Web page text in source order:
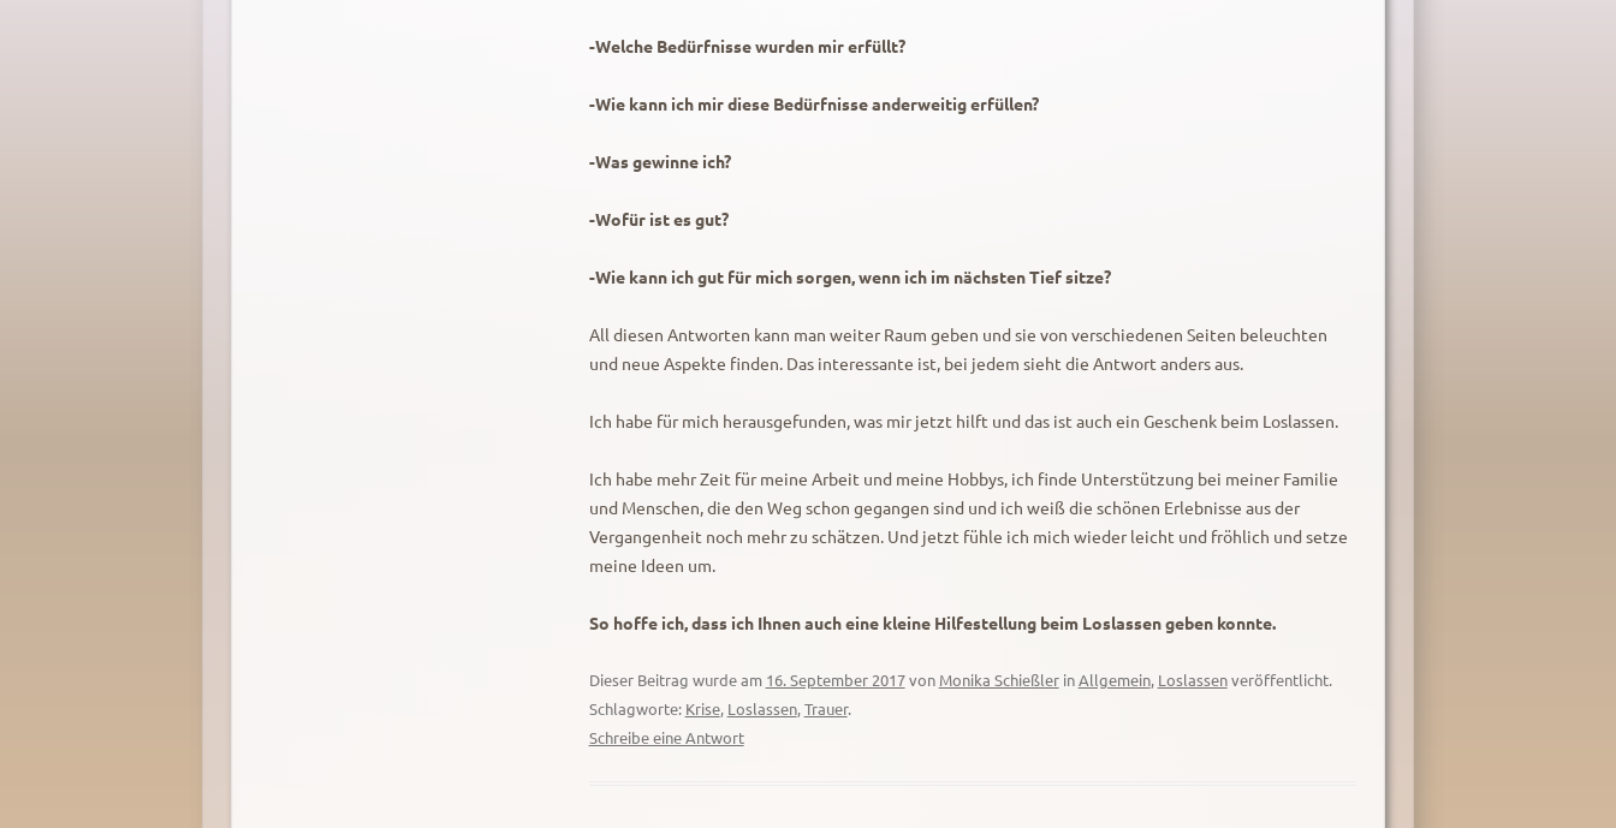
-Welche Bedürfnisse wurden mir erfüllt?
-Wie kann ich mir diese Bedürfnisse anderweitig erfüllen?
-Was gewinne ich?
-Wofür ist es gut?
-Wie kann ich gut für mich sorgen, wenn ich im nächsten Tief sitze?
All diesen Antworten kann man weiter Raum geben und sie von verschiedenen Seiten beleuchten
und neue Aspekte finden. Das interessante ist, bei jedem sieht die Antwort anders aus.
Ich habe für mich herausgefunden, was mir jetzt hilft und das ist auch ein Geschenk beim Loslassen.
Ich habe mehr Zeit für meine Arbeit und meine Hobbys, ich finde Unterstützung bei meiner Familie
und Menschen, die den Weg schon gegangen sind und ich weiß die schönen Erlebnisse aus der
Vergangenheit noch mehr zu schätzen. Und jetzt fühle ich mich wieder leicht und fröhlich und setze
meine Ideen um.
So hoffe ich, dass ich Ihnen auch eine kleine Hilfestellung beim Loslassen geben konnte.
Dieser Beitrag wurde am 16. September 2017von Monika SchießlerinAllgemein, Loslassenveröffentlicht.
Schlagworte: Krise, Loslassen,Trauer.
Schreibe eine Antwort